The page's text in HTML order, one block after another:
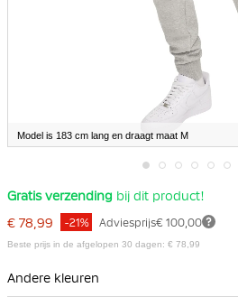
Model is 183 cm lang en draagt maat M
naar
begin
van
gallerij
Gratis verzending bij dit product!
€ 78,99
Adviesprijs€ 100,00
-21%
Beste prijs in de afgelopen 30 dagen: € 78,99
Andere kleuren